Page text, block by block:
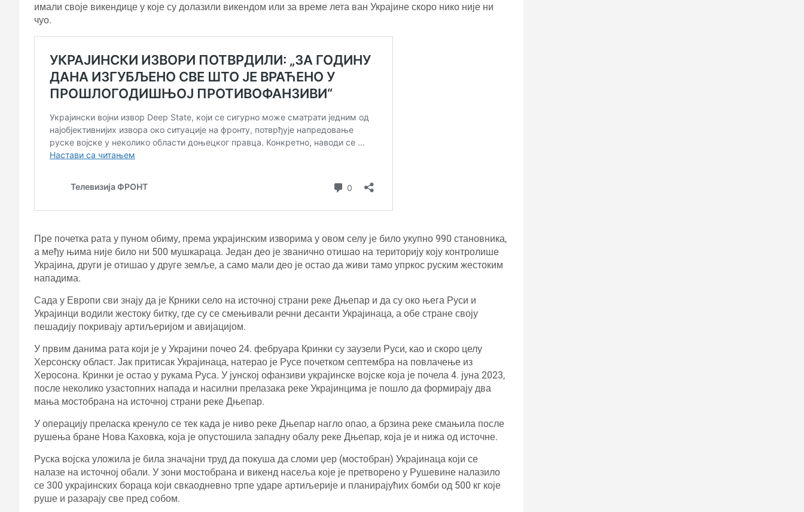
имали своје викендице у које су долазили викендом или за време лета ван Украјине скоро нико није ни
чуо.
Пре почетка рата у пуном обиму, према украјинским изворима у овом селу је било укупно 990 становника,
а међу њима није било ни 500 мушкараца. Један део је званично отишао на територију коју контролише
Украјина, други је отишао у друге земље, а само мали део је остао да живи тамо упркос руским жестоким
нападима.
Сада у Европи сви знају да је Крники село на источној страни реке Дњепар и да су око њега Руси и
Украјинци водили жестоку битку, где су се смењивали речни десанти Украјинаца, а обе стране своју
пешадију покривају артиљеријом и авијацијом.
У првим данима рата који је у Украјини почео 24. фебруара Кринки су заузели Руси, као и скоро целу
Херсонску област. Јак притисак Украјинаца, натерао је Русе почетком септембра на повлачење из
Херосона. Кринки је остао у рукама Руса. У јунској офанзиви украјинске војске која је почела 4. јуна 2023,
после неколико узастопних напада и насилни прелазака реке Украјинцима је пошло да формирају два
мања мостобрана на источној страни реке Дњепар.
У операцију преласка кренуло се тек када је ниво реке Дњепар нагло опао, а брзина реке смањила после
рушења бране Нова Каховка, која је опустошила западну обалу реке Дњепар, која је и нижа од источне.
Руска војска уложила је била значајни труд да покуша да сломи џер (мостобран) Украјинаца који се
налазе на источној обали. У зони мостобрана и викенд насеља које је претворено у Рушевине налазило
се 300 украјинских бораца који свкаодневно трпе ударе артиљерије и планирајућих бомби од 500 кг које
руше и разарају све пред собом.